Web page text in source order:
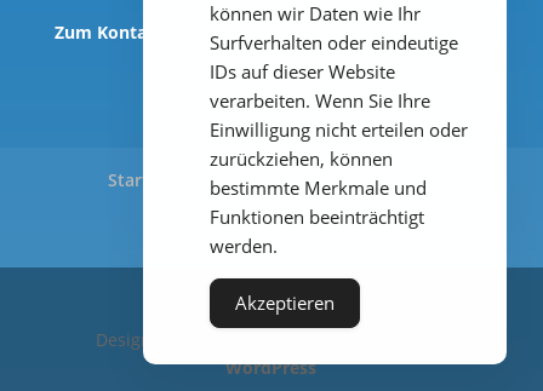
Zum Kontaktbereich
Start Produkte
Anwendungen
Downloads
Impressum
Datenschutzerklärung
Designed by
WordPress
können wir Daten wie Ihr
Surfverhalten oder eindeutige
IDs auf dieser Website
verarbeiten. Wenn Sie Ihre
Einwilligung nicht erteilen oder
zurückziehen, können
bestimmte Merkmale und
Funktionen beeinträchtigt
werden.
Akzeptieren